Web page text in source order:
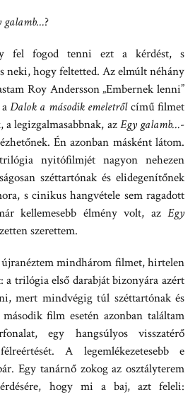
galamb…?
fel fogod tenni ezt a kérdést, s
neki, hogy feltetted. Az elmúlt néhány
Roy Andersson „Embernek lenni”
Dalok a második emeletrőlcímű filmet
legizgalmasabbnak, azEgy galamb…-
Én azonban másként látom.
nyitófilmjét nagyon nehezen
széttartónak és elidegenítőnek
s cinikus hangvétele sem ragadott
kellemesebb élmény volt, az Egy
szerettem.
mindhárom filmet, hirtelen
a trilógia első darabját bizonyára azért
mert mindvégig túl széttartónak és
film esetén azonban találtam
egy hangsúlyos visszatérő
A legemlékezetesebb e
Egy tanárnő zokog az osztályterem
hogy mi a baj, azt feleli: